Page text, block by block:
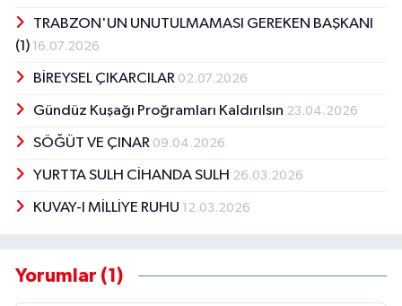
TRABZON'UN UNUTULMAMASI GEREKEN BAŞKANI
(1) 16.07.2026
BİREYSEL ÇIKARCILAR 02.07.2026
Gündüz Kuşağı Proğramları Kaldırılsın 23.04.2026
SÖĞÜT VE ÇINAR 09.04.2026
YURTTA SULH CİHANDA SULH 26.03.2026
KUVAY-I MİLLİYE RUHU 12.03.2026
Yorumlar (1)